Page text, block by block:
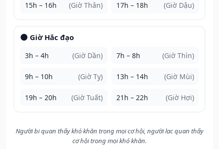
15h – 16h (Giờ Thân) 17h – 18h (Giờ Dậu)
🌑 Giờ Hắc đạo
3h – 4h (Giờ Dần) 7h – 8h (Giờ Thìn)
9h – 10h (Giờ Tỵ) 13h – 14h (Giờ Mùi)
19h – 20h (Giờ Tuất) 21h – 22h (Giờ Hợi)
Người bi quan thấy khó khăn trong mọi cơ hội, người lạc quan thấy
cơ hội trong mọi khó khăn.